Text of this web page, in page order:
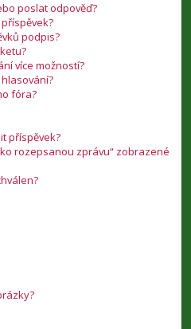
poslat odpověď?
podpis?
více možností?
fóra?
příspěvek?
rozepsanou zprávu“ zobrazené